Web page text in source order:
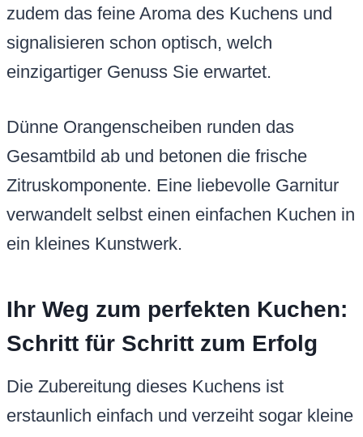
zudem das feine Aroma des Kuchens und
signalisieren schon optisch, welch
einzigartiger Genuss Sie erwartet.
Dünne Orangenscheiben runden das
Gesamtbild ab und betonen die frische
Zitruskomponente. Eine liebevolle Garnitur
verwandelt selbst einen einfachen Kuchen in
ein kleines Kunstwerk.
Ihr Weg zum perfekten Kuchen:
Schritt für Schritt zum Erfolg
Die Zubereitung dieses Kuchens ist
erstaunlich einfach und verzeiht sogar kleine